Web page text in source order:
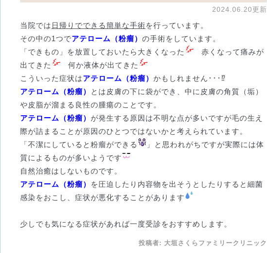
2024.06.20更新
当院では 日帰りでできる簡単な手術を行っています。
その中の1つでアテローム（粉瘤） の手術をしています。
「できもの」を放置しておいたら大きくなった
赤くなって痛みが
出てきた
何か液体が出てきた
こういった症状はアテローム（粉瘤） かもしれません･･･⁉
アテローム（粉瘤）
とは皮膚の下に袋ができ、中に皮膚の角質（垢）
や皮脂が溜まる良性の腫瘍のことです。
アテローム（粉瘤） が発生する原因は不明な点が多いですが毛の生え
際が詰まることが原因のひとつではないかと考えられています。
「不潔にしていると粉瘤ができる
」と思われがちですが実際には体
質によるものが多いようです
自然治癒はしないものです。
アテローム（粉瘤）
を圧迫したり内容物を出そうとしたりすると細菌
感染をおこし、症状が悪化することがあります
少しでも気になる症状があれば一度受診をおすすめします。
投稿者: 大垣さくらファミリークリニック